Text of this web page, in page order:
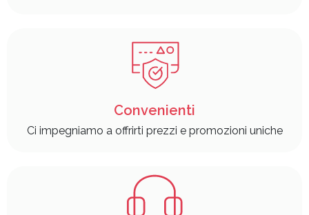
Convenienti
Ci impegniamo a offrirti prezzi e promozioni uniche